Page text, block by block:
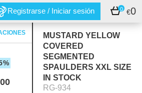
Registrarse / Iniciar sesión 0 €0
MUSTARD YELLOW
COVERED
SEGMENTED
SPAULDERS XXL SIZE
IN STOCK
RG-934